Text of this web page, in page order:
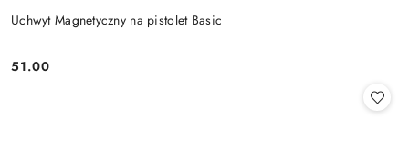
Uchwyt Magnetyczny na pistolet Basic
Cena:
51.00